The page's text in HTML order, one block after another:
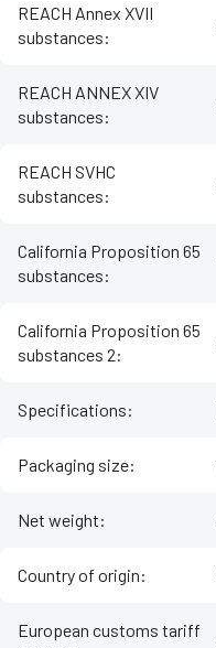
REACH Annex XVII
substances:
REACH ANNEX XIV
substances:
REACH SVHC
substances:
California Proposition 65
substances:
California Proposition 65
substances 2:
Specifications:
Packaging size:
Net weight:
Country of origin:
European customs tariff